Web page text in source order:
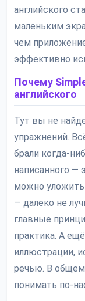
английского
маленьким
чем
эффективно
Почему
английского
Тут вы не
упражнений.
брали когда-
написанного —
можно уложить
— далеко не
главные
практика. А
иллюстрации,
речью. В общем,
понимать по-